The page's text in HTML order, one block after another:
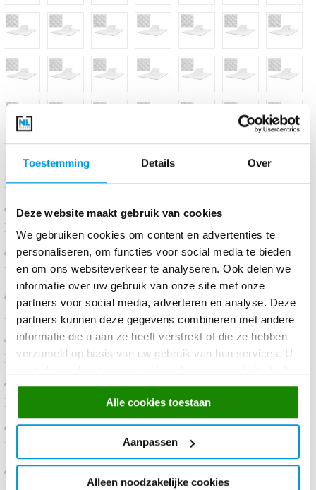
Toestemming Details Over
Deze website maakt gebruik van cookies
We gebruiken cookies om content en advertenties te
personaliseren, om functies voor social media te bieden
en om ons websiteverkeer te analyseren. Ook delen we
informatie over uw gebruik van onze site met onze
partners voor social media, adverteren en analyse. Deze
partners kunnen deze gegevens combineren met andere
informatie die u aan ze heeft verstrekt of die ze hebben
verzameld op basis van uw gebruik van hun services. U
gebruiken.
Alle cookies toestaan
Aanpassen
Alleen noodzakelijke cookies